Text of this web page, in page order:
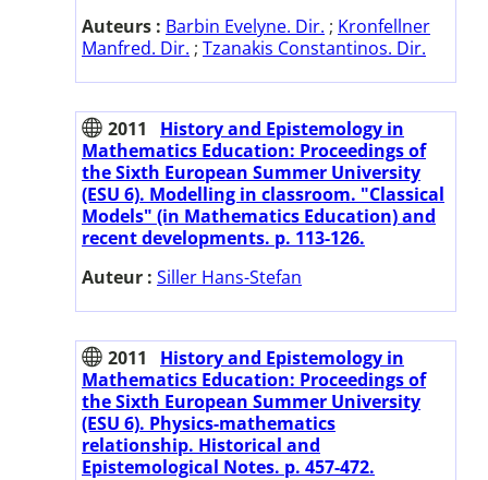
Auteurs : Barbin Evelyne. Dir. ; Kronfellner
Manfred. Dir. ; Tzanakis Constantinos. Dir.
2011
History and Epistemology in
Mathematics Education: Proceedings of
the Sixth European Summer University
(ESU 6). Modelling in classroom. "Classical
Models" (in Mathematics Education) and
recent developments. p. 113-126.
Auteur : Siller Hans-Stefan
2011
History and Epistemology in
Mathematics Education: Proceedings of
the Sixth European Summer University
(ESU 6). Physics-mathematics
relationship. Historical and
Epistemological Notes. p. 457-472.